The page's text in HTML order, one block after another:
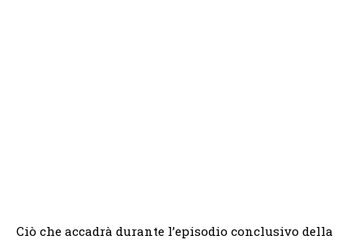
Ciò che accadrà durante l’episodio conclusivo della